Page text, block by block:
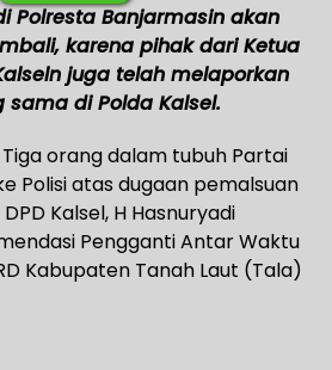
Polresta Banjarmasin akan
karena pihak dari Ketua
juga telah melaporkan
di Polda Kalsel.
Tiga orang dalam tubuh Partai
Polisi atas dugaan pemalsuan
Kalsel, H Hasnuryadi
Pengganti Antar Waktu
Kabupaten Tanah Laut (Tala)